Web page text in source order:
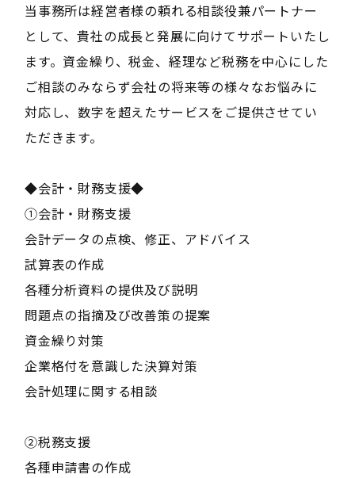
当事務所は経営者様の頼れる相談役兼パートナー
として、貴社の成長と発展に向けてサポートいたし
ます。資金繰り、税金、経理など税務を中心にした
ご相談のみならず会社の将来等の様々なお悩みに
対応し、数字を超えたサービスをご提供させてい
ただきます。
◆会計・財務支援◆
①会計・財務支援
会計データの点検、修正、アドバイス
試算表の作成
各種分析資料の提供及び説明
問題点の指摘及び改善策の提案
資金繰り対策
企業格付を意識した決算対策
会計処理に関する相談
②税務支援
各種申請書の作成